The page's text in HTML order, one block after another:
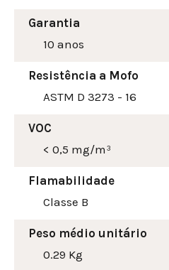
Garantia
10 anos
Resistência a Mofo
ASTM D 3273 - 16
VOC
< 0,5 mg/m³
Flamabilidade
Classe B
Peso médio unitário
0.29 Kg